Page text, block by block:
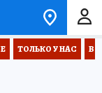
ТОЛЬКО У НАС